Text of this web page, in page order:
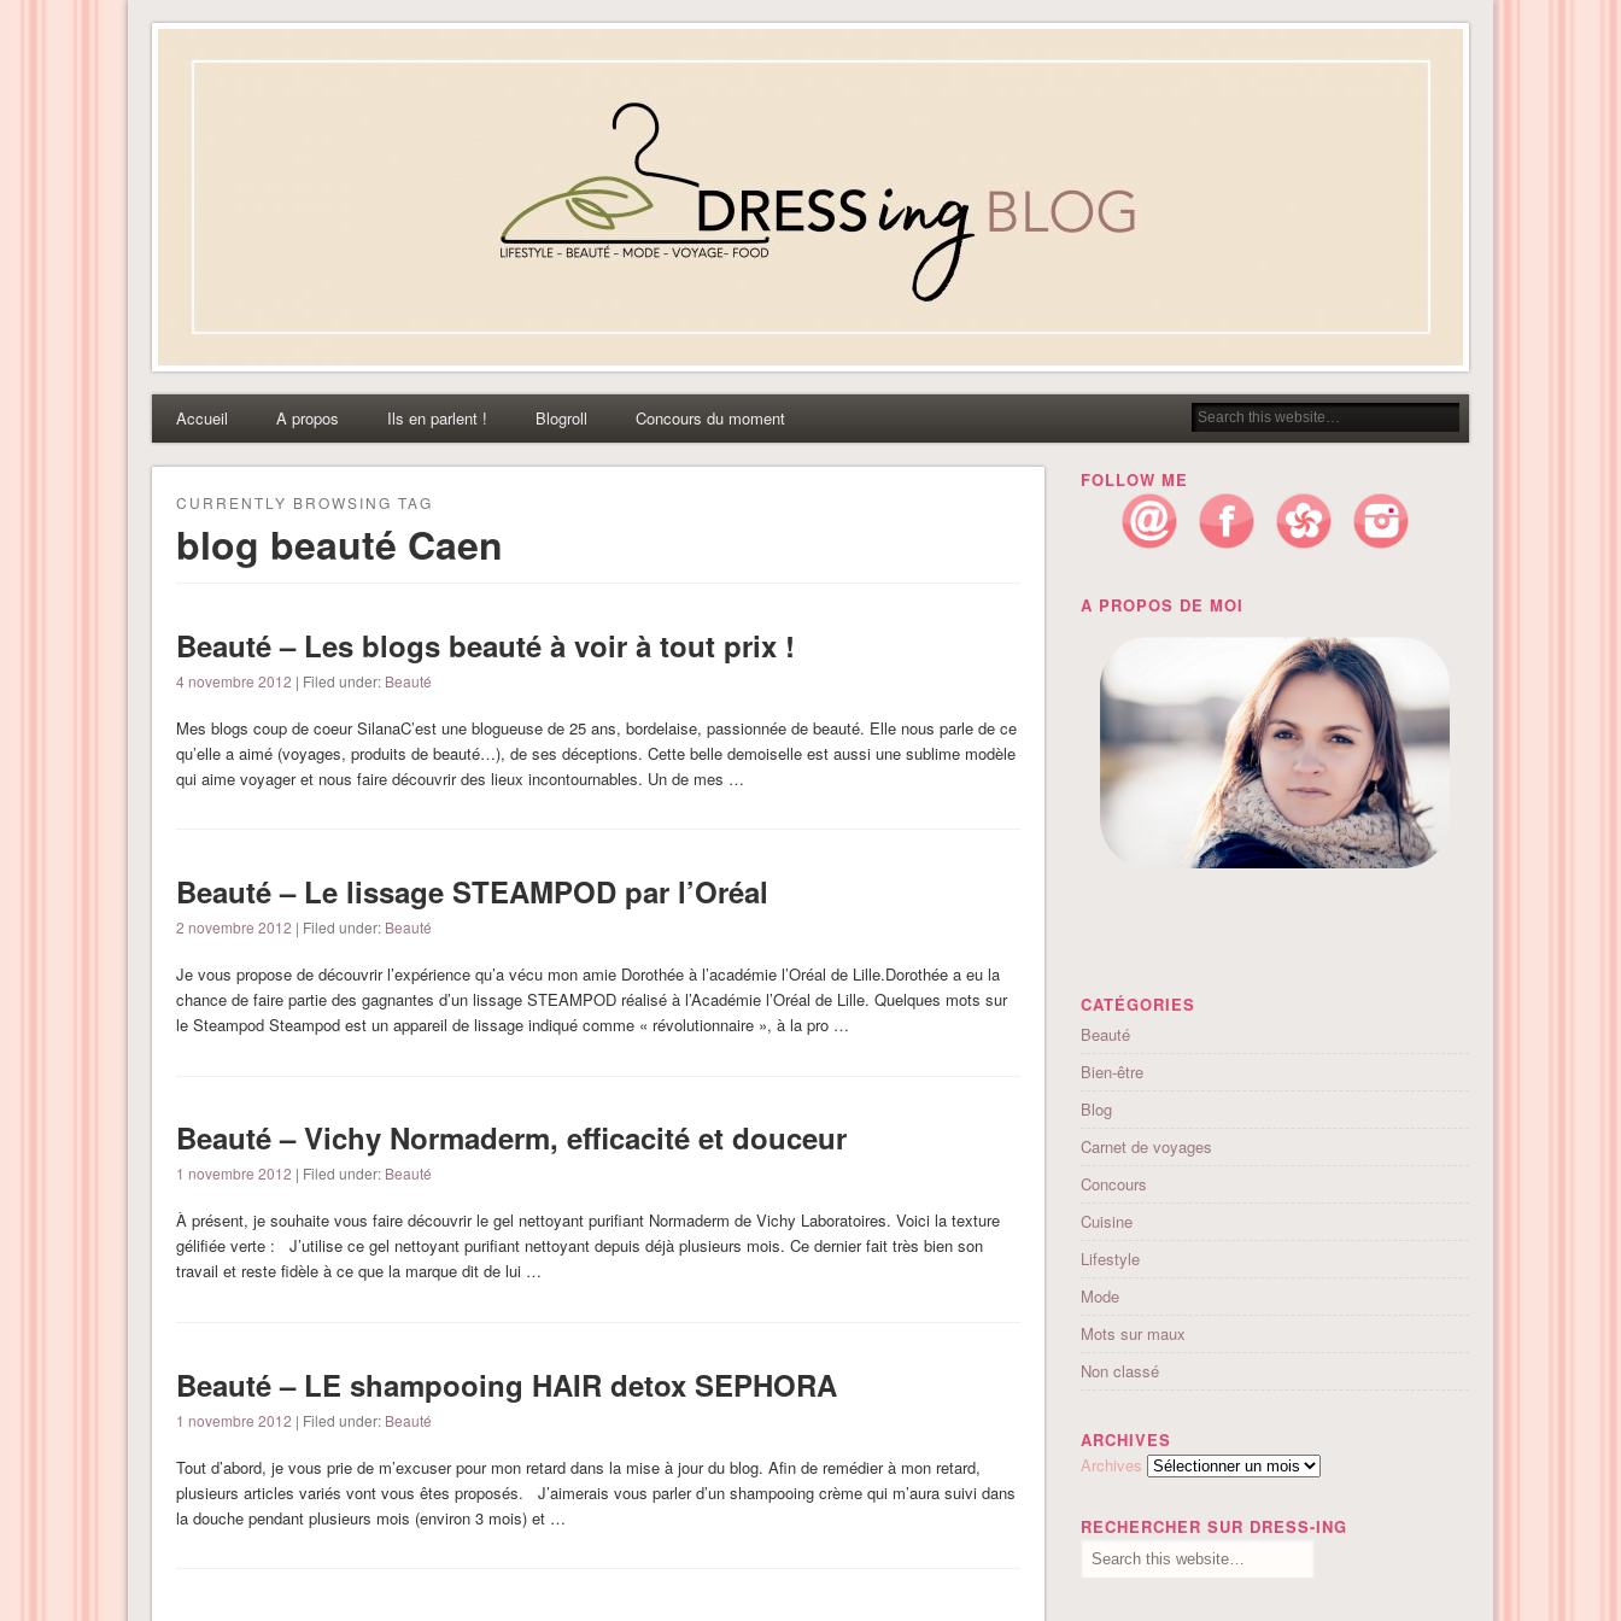
Dress-ing – Blog lifestyle beauté mode à Caen
Accueil A propos Ils en parlent ! Blogroll Concours du moment
CURRENTLY BROWSING TAG
blog beauté Caen
Beauté – Les blogs beauté à voir à tout prix !
4 novembre 2012 | Filed under: Beauté
Mes blogs coup de coeur SilanaC’est une blogueuse de 25 ans, bordelaise, passionnée de beauté. Elle nous parle de ce
qu’elle a aimé (voyages, produits de beauté…), de ses déceptions. Cette belle demoiselle est aussi une sublime modèle
qui aime voyager et nous faire découvrir des lieux incontournables. Un de mes …
Beauté – Le lissage STEAMPOD par l’Oréal
2 novembre 2012 | Filed under: Beauté
Je vous propose de découvrir l’expérience qu’a vécu mon amie Dorothée à l’académie l’Oréal de Lille.Dorothée a eu la
chance de faire partie des gagnantes d’un lissage STEAMPOD réalisé à l’Académie l’Oréal de Lille. Quelques mots sur
le Steampod Steampod est un appareil de lissage indiqué comme « révolutionnaire », à la pro …
Beauté – Vichy Normaderm, efficacité et douceur
1 novembre 2012 | Filed under: Beauté
À présent, je souhaite vous faire découvrir le gel nettoyant purifiant Normaderm de Vichy Laboratoires. Voici la texture
gélifiée verte : J’utilise ce gel nettoyant purifiant nettoyant depuis déjà plusieurs mois. Ce dernier fait très bien son
travail et reste fidèle à ce que la marque dit de lui …
Beauté – LE shampooing HAIR detox SEPHORA
1 novembre 2012 | Filed under: Beauté
Tout d’abord, je vous prie de m’excuser pour mon retard dans la mise à jour du blog. Afin de remédier à mon retard,
plusieurs articles variés vont vous êtes proposés. J’aimerais vous parler d’un shampooing crème qui m’aura suivi dans
la douche pendant plusieurs mois (environ 3 mois) et …
FOLLOW ME
A PROPOS DE MOI
CATÉGORIES
Beauté
Bien-être
Blog
Carnet de voyages
Concours
Cuisine
Lifestyle
Mode
Mots sur maux
Non classé
ARCHIVES
Archives
RECHERCHER SUR DRESS-ING